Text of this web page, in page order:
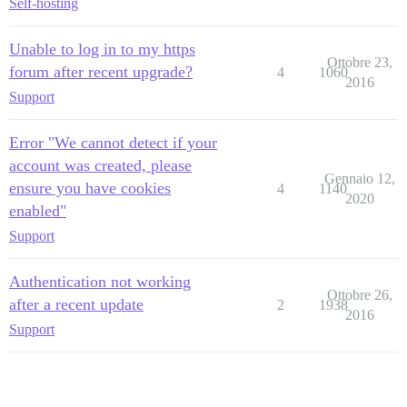
Self-hosting
Unable to log in to my https
forum after recent upgrade?
Support
4 1060
Ottobre 23,
2016
Error "We cannot detect if your
account was created, please
ensure you have cookies
enabled"
Support
4 1140
Gennaio 12,
2020
Authentication not working
after a recent update
Support
2 1938
Ottobre 26,
2016